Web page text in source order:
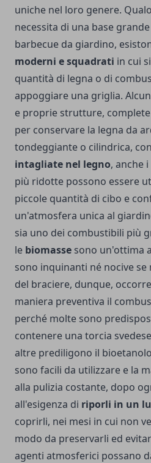
uniche nel loro genere.
necessita di una base
barbecue da giardino,
moderni e squadrati in cui
quantità di legna o di
appoggiare una griglia.
e proprie strutture,
per conservare la legna da
tondeggiante o cilindrica, con
intagliate nel legno, anche
più ridotte possono essere
piccole quantità di cibo e
un'atmosfera unica al
sia uno dei combustibili più
le biomasse sono un'ottima
sono inquinanti né nocive se
del braciere, dunque,
maniera preventiva il
perché molte sono
contenere una torcia
altre prediligono il
sono facili da utilizzare e la
alla pulizia costante, dopo
all'esigenza di riporli in un
coprirli, nei mesi in cui non
modo da preservarli ed
agenti atmosferici possano